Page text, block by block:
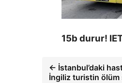
15b durur!
← İstanbul’daki
İngiliz turistin ölüm